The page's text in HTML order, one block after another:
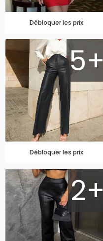
Débloquer les prix
5+
Débloquer les prix
2+